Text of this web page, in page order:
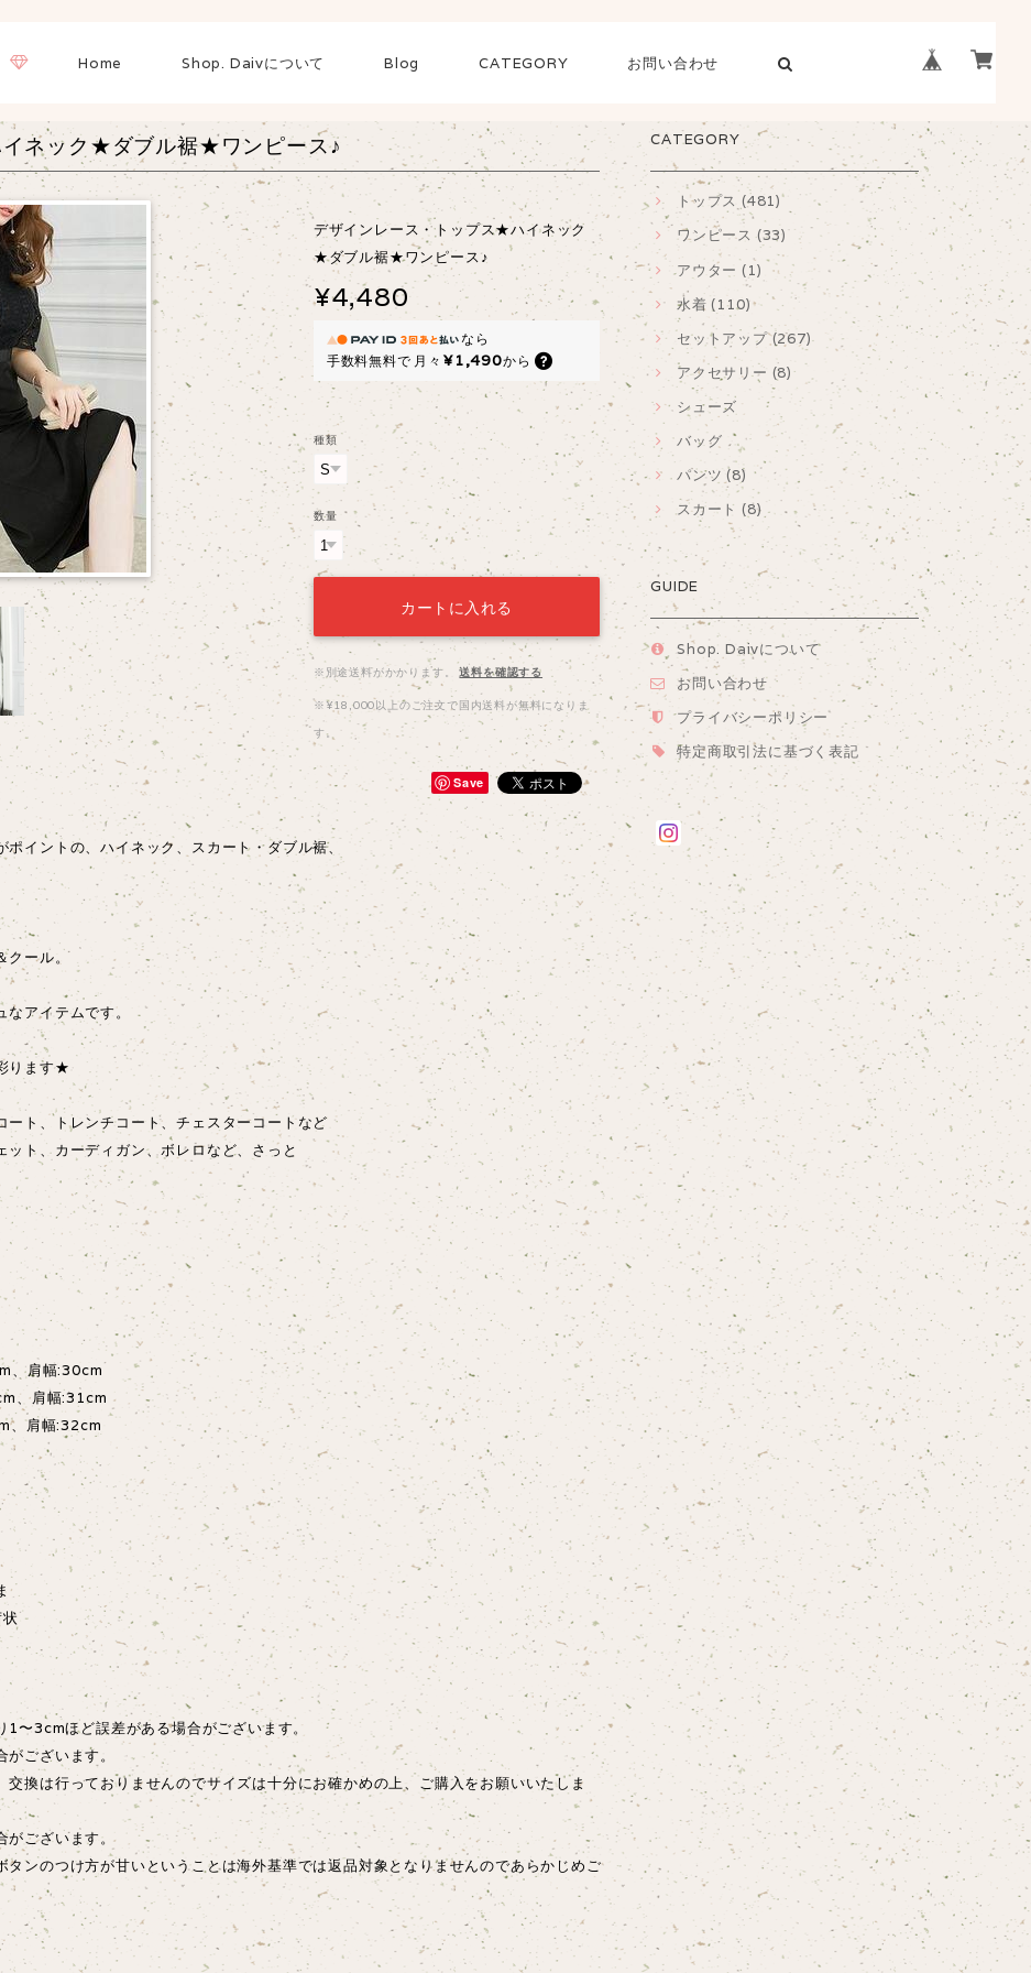
Home Shop. Daivについて Blog CATEGORY お問い合わせ
ネック★ダブル裾★ワンピース♪
デザインレース・トップス★ハイネック
★ダブル裾★ワンピース♪
¥4,480
なら
手数料無料で 月々 ¥1,490から
種類
数量
カートに入れる
※別途送料がかかります。 送料を確認する
※¥18,000以上のご注文で国内送料が無料になりま
す。
Save
イントの、ハイネック、スカート・ダブル裾、
クール。
アイテムです。
ります★
ト、トレンチコート、チェスターコートなど
ト、カーディガン、ボレロなど、さっと
、肩幅:30cm
、肩幅:31cm
、肩幅:32cm
〜3cmほど誤差がある場合がございます。
ございます。
換は行っておりませんのでサイズは十分にお確かめの上、ご購入をお願いいたしま
がございます。
ンのつけ方が甘いということは海外基準では返品対象となりませんのであらかじめご
CATEGORY
トップス (481)
ワンピース (33)
アウター (1)
水着 (110)
セットアップ (267)
アクセサリー (8)
シューズ
バッグ
パンツ (8)
スカート (8)
GUIDE
Shop. Daivについて
お問い合わせ
プライバシーポリシー
特定商取引法に基づく表記